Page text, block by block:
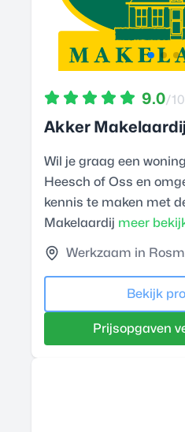
9.0/10
Akker Makelaardij
Wil je graag een
Heesch of Oss en
kennis te maken met
Makelaardij meer
Werkzaam in
Bekijk
Prijsopgaven